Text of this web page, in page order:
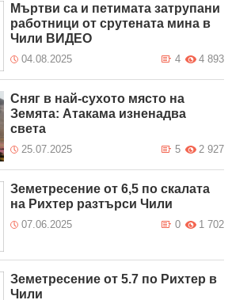
Мъртви са и петимата затрупани
работници от срутената мина в
Чили ВИДЕО
04.08.2025 4 893
4
Сняг в най-сухото място на
Земята: Атакама изненадва
света
25.07.2025 2 927
5
Земетресение от 6,5 по скалата
на Рихтер разтърси Чили
07.06.2025 1 702
0
Земетресение от 5.7 по Рихтер в
Чили